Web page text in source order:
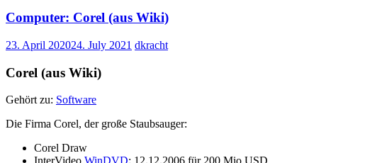
Computer: Corel (aus Wiki)
23. April 202024. July 2021 dkracht
Corel (aus Wiki)
Gehört zu: Software
Die Firma Corel, der große Staubsauger:
Corel Draw